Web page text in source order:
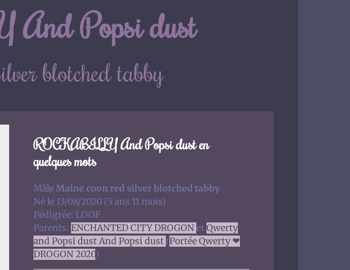
Popsi dust
blotched tabby
ROCKABILLY And Popsi dust en
quelques mots
MâleMaine coon red silver blotched tabby
Né le 13/08/2020 (5 ans 11 mois)
Pédigrée: LOOF
Parents: ENCHANTED CITY DROGONet Qwerty
and Popsi dust And Popsi dust (Portée Qwerty ❤
DROGON 2020)